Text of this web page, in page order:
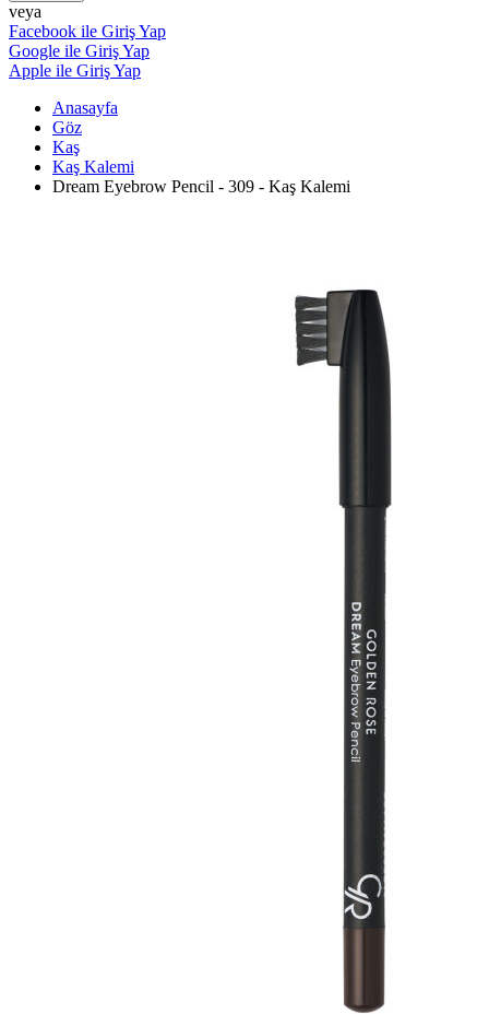
veya
Facebook ile Giriş Yap
Google ile Giriş Yap
Apple ile Giriş Yap
Anasayfa
Göz
Kaş
Kaş Kalemi
Dream Eyebrow Pencil - 309 - Kaş Kalemi